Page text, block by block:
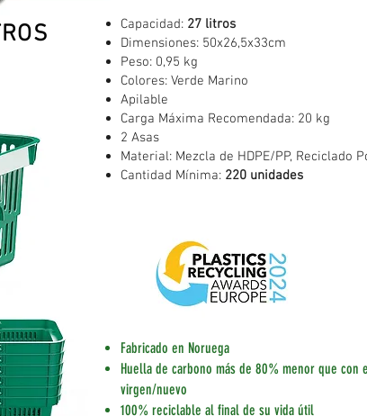
Capacidad: 27 litros
Dimensiones: 50x26,5x33cm
Peso: 0,95 kg
Colores: Verde Marino
Apilable
Carga Máxima Recomendada: 20 kg
2 Asas
Material: Mezcla de HDPE/PP, Reciclado
Cantidad Mínima: 220 unidades
Fabricado en Noruega
Huella de carbono más de 80% menor que con
virgen/nuevo
100% reciclable al final de su vida útil